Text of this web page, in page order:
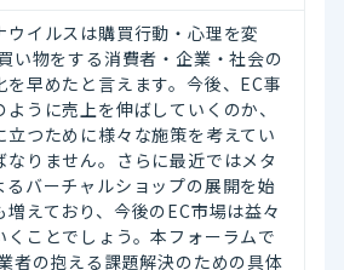
ウイルスは購買行動・心理を変
い物をする消費者・企業・社会の
を早めたと言えます。今後、EC事
うに売上を伸ばしていくのか、
立つために様々な施策を考えてい
なりません。さらに最近ではメタ
るバーチャルショップの展開を始
増えており、今後のEC市場は益々
くことでしょう。本フォーラムで
者の抱える課題解決のための具体